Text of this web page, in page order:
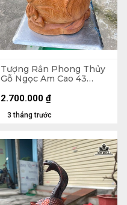
Tượng Rắn Phong Thủy
Gỗ Ngọc Am Cao 43
3 tháng trước
2.700.000 ₫